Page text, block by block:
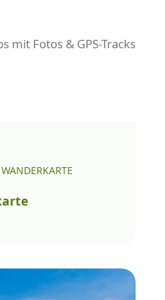
mit Fotos & GPS-Tracks